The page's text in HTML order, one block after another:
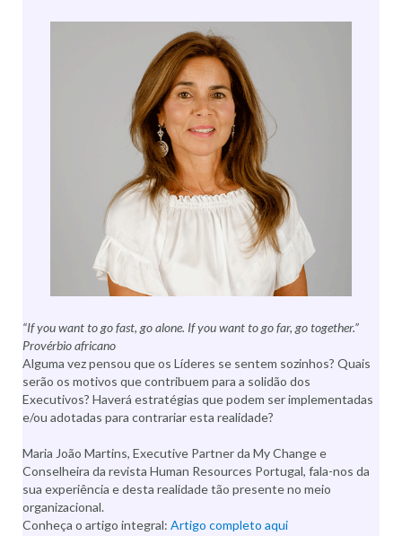
“If you want to go fast, go alone. If you want to go far, go together.”
Provérbio africano
Alguma vez pensou que os Líderes se sentem sozinhos? Quais
serão os motivos que contribuem para a solidão dos
Executivos? Haverá estratégias que podem ser implementadas
e/ou adotadas para contrariar esta realidade?
Maria João Martins, Executive Partner da My Change e
Conselheira da revista Human Resources Portugal, fala-nos da
sua experiência e desta realidade tão presente no meio
organizacional.
Conheça o artigo integral: Artigo completo aqui